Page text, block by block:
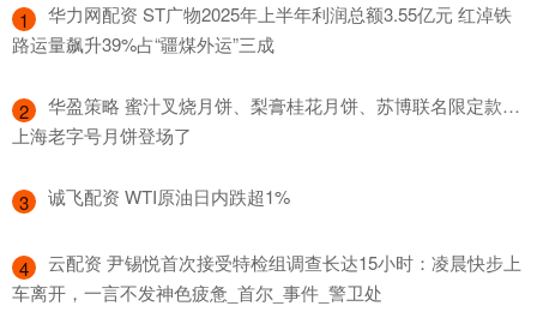
1
​华力网配资 ST广物2025年上半年利润总额3.55亿元 红淖铁
路运量飙升39%占“疆煤外运”三成
2
​华盈策略 蜜汁叉烧月饼、梨膏桂花月饼、苏博联名限定款…
上海老字号月饼登场了
3 ​诚飞配资 WTI原油日内跌超1%
4
​云配资 尹锡悦首次接受特检组调查长达15小时：凌晨快步上
车离开，一言不发神色疲惫_首尔_事件_警卫处